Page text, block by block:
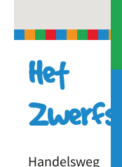
Het
Handelsweg